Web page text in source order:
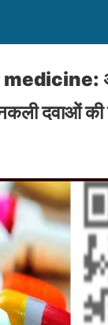
दवाओं की